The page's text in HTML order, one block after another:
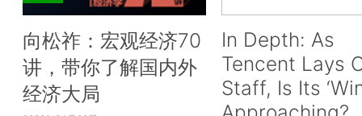
向松祚：宏观经济70
讲，带你了解国内外
经济大局
In Depth: As
Tencent Lays
Staff, Is Its